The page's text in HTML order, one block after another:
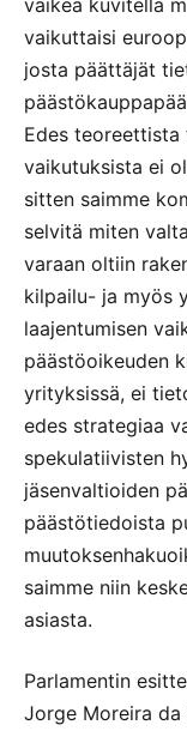
vaikuttaisi
josta päättäjät
Edes
vaikutuksista ei
sitten saimme
selvitä miten
varaan oltiin
kilpailu- ja myös
laajentumisen
päästöoikeuden
yrityksissä, ei
edes strategiaa
spekulatiivisten
jäsenvaltioiden
päästötiedoista
saimme niin
asiasta.
Parlamentin
Jorge Moreira